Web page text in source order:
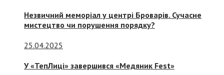
Незвичний меморіал у центрі Броварів. Сучасне
мистецтво чи порушення порядку?
25.04.2025
У «ТепЛиці» завершився «Медяник Fest»